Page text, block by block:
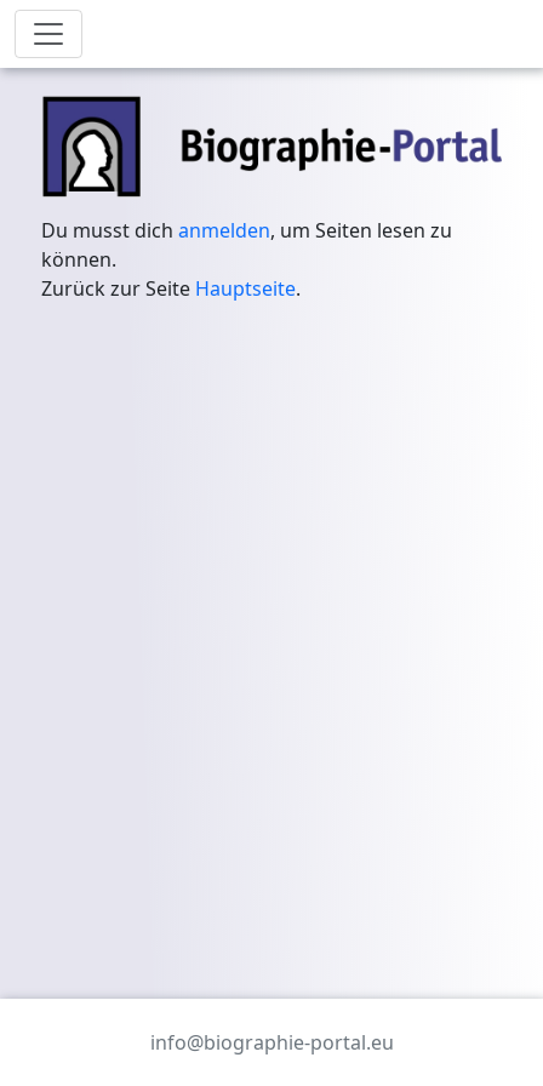
Du musst dichanmelden, um Seiten lesen zu
können.
Zurück zur Seite Hauptseite.
info@biographie-portal.eu